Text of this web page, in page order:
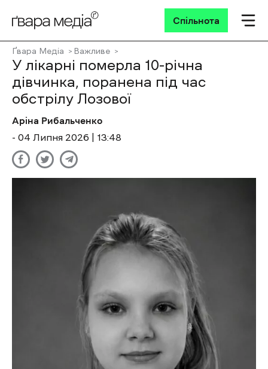
Спільнота
Ґвара Медіа Важливе
У лікарні померла 10-річна
дівчинка, поранена під час
обстрілу Лозової
Аріна Рибальченко
- 04 Липня 2026 | 13:48